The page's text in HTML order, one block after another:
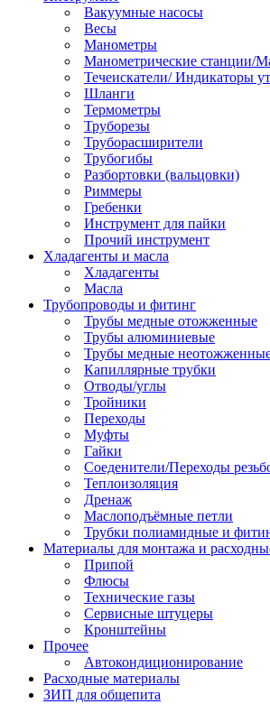
Вакуумные насосы
Весы
Манометры
Манометрические станции/
Течеискатели/ Индикаторы
Шланги
Термометры
Труборезы
Труборасширители
Трубогибы
Разбортовки (вальцовки)
Риммеры
Гребенки
Инструмент для пайки
Прочий инструмент
Хладагенты и масла
Хладагенты
Масла
Трубопроводы и фитинг
Трубы медные отожженные
Трубы алюминиевые
Трубы медные
Капиллярные трубки
Отводы/углы
Тройники
Переходы
Муфты
Гайки
Соеденители/Переходы
Теплоизоляция
Дренаж
Маслоподъёмные петли
Трубки полиамидные и
Материалы для монтажа и
Припой
Флюсы
Технические газы
Сервисные штуцеры
Кронштейны
Прочее
Автокондиционирование
Расходные материалы
ЗИП для общепита